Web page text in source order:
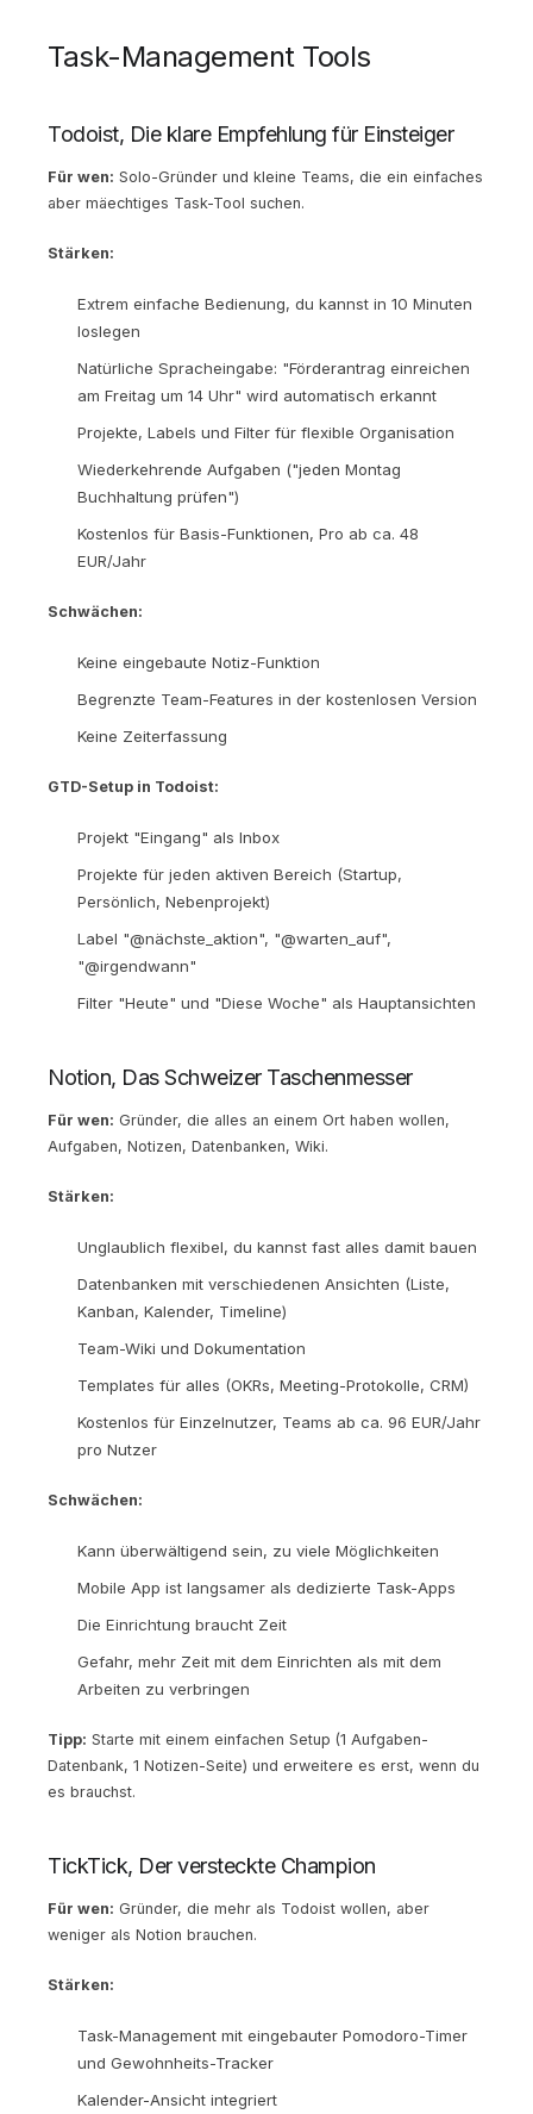
Task-Management Tools
Todoist, Die klare Empfehlung für Einsteiger
Für wen: Solo-Gründer und kleine Teams, die ein einfaches
aber mäechtiges Task-Tool suchen.
Stärken:
Extrem einfache Bedienung, du kannst in 10 Minuten
loslegen
Natürliche Spracheingabe: "Förderantrag einreichen
am Freitag um 14 Uhr" wird automatisch erkannt
Projekte, Labels und Filter für flexible Organisation
Wiederkehrende Aufgaben ("jeden Montag
Buchhaltung prüfen")
Kostenlos für Basis-Funktionen, Pro ab ca. 48
EUR/Jahr
Schwächen:
Keine eingebaute Notiz-Funktion
Begrenzte Team-Features in der kostenlosen Version
Keine Zeiterfassung
GTD-Setup in Todoist:
Projekt "Eingang" als Inbox
Projekte für jeden aktiven Bereich (Startup,
Persönlich, Nebenprojekt)
Label "@nächste_aktion", "@warten_auf",
"@irgendwann"
Filter "Heute" und "Diese Woche" als Hauptansichten
Notion, Das Schweizer Taschenmesser
Für wen: Gründer, die alles an einem Ort haben wollen,
Aufgaben, Notizen, Datenbanken, Wiki.
Stärken:
Unglaublich flexibel, du kannst fast alles damit bauen
Datenbanken mit verschiedenen Ansichten (Liste,
Kanban, Kalender, Timeline)
Team-Wiki und Dokumentation
Templates für alles (OKRs, Meeting-Protokolle, CRM)
Kostenlos für Einzelnutzer, Teams ab ca. 96 EUR/Jahr
pro Nutzer
Schwächen:
Kann überwältigend sein, zu viele Möglichkeiten
Mobile App ist langsamer als dedizierte Task-Apps
Die Einrichtung braucht Zeit
Gefahr, mehr Zeit mit dem Einrichten als mit dem
Arbeiten zu verbringen
Tipp: Starte mit einem einfachen Setup (1 Aufgaben-
Datenbank, 1 Notizen-Seite) und erweitere es erst, wenn du
es brauchst.
TickTick, Der versteckte Champion
Für wen: Gründer, die mehr als Todoist wollen, aber
weniger als Notion brauchen.
Stärken:
Task-Management mit eingebauter Pomodoro-Timer
und Gewohnheits-Tracker
Kalender-Ansicht integriert